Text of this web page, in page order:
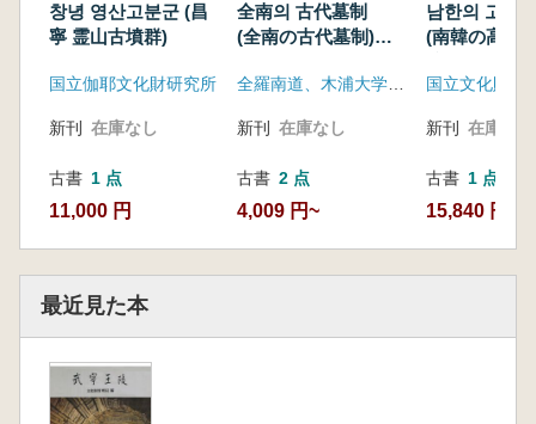
창녕 영산고분군 (昌
寧 霊山古墳群)
国立伽耶文化財研究所
新刊 在庫なし
古書 1 点
11,000 円
全南의 古代墓制
(全南の古代墓制)
全羅南道、木浦大学校博物館
新刊 在庫なし
古書 2 点
4,009 円~
남한의 고구
(南韓の高句
存整備基本
国立文化財研
新刊 在庫なし
古書 1 点
15,840 円
最近見た本